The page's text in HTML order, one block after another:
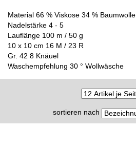
Material 66 % Viskose 34 % Baumwolle
Nadelstärke 4 - 5
Lauflänge 100 m / 50 g
10 x 10 cm 16 M / 23 R
Gr. 42 8 Knäuel
Waschempfehlung 30 ° Wollwäsche
sortieren nach